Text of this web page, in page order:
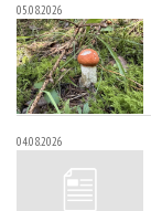
05.08.2026
04.08.2026